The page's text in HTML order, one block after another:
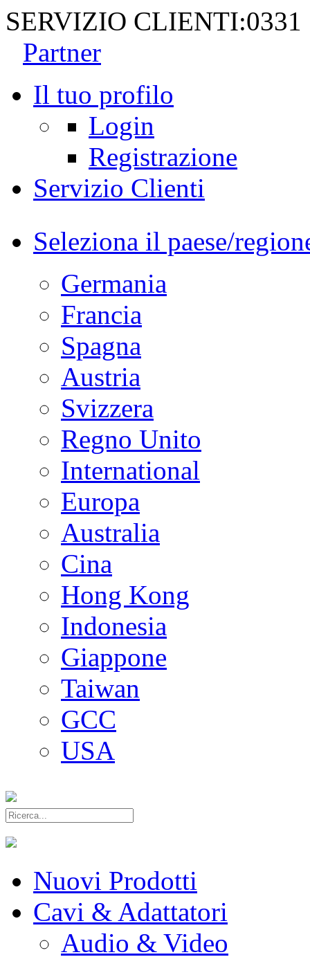
SERVIZIO CLIENTI:0331
Partner
Il tuo profilo
Login
Registrazione
Servizio Clienti
Seleziona il paese/
Germania
Francia
Spagna
Austria
Svizzera
Regno Unito
International
Europa
Australia
Cina
Hong Kong
Indonesia
Giappone
Taiwan
GCC
USA
Nuovi Prodotti
Cavi & Adattatori
Audio & Video